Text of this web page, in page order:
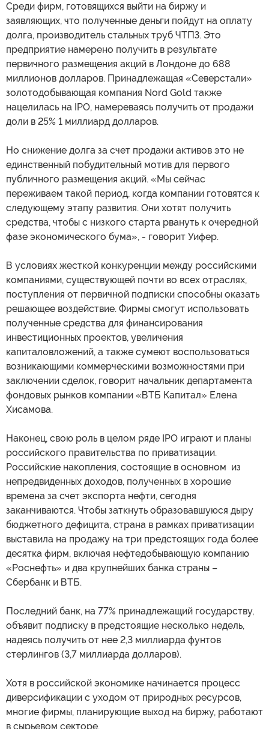
Среди фирм, готовящихся выйти на биржу и
заявляющих, что полученные деньги пойдут на оплату
долга, производитель стальных труб ЧТПЗ. Это
предприятие намерено получить в результате
первичного размещения акций в Лондоне до 688
миллионов долларов. Принадлежащая «Северстали»
золотодобывающая компания Nord Gold также
нацелилась на IPO, намереваясь получить от продажи
доли в 25% 1 миллиард долларов.
Но снижение долга за счет продажи активов это не
единственный побудительный мотив для первого
публичного размещения акций. «Мы сейчас
переживаем такой период, когда компании готовятся к
следующему этапу развития. Они хотят получить
средства, чтобы с низкого старта рвануть к очередной
фазе экономического бума», - говорит Уифер.
В условиях жесткой конкуренции между российскими
компаниями, существующей почти во всех отраслях,
поступления от первичной подписки способны оказать
решающее воздействие. Фирмы смогут использовать
полученные средства для финансирования
инвестиционных проектов, увеличения
капиталовложений, а также сумеют воспользоваться
возникающими коммерческими возможностями при
заключении сделок, говорит начальник департамента
фондовых рынков компании «ВТБ Капитал» Елена
Хисамова.
Наконец, свою роль в целом ряде IPO играют и планы
российского правительства по приватизации.
Российские накопления, состоящие в основном из
непредвиденных доходов, полученных в хорошие
времена за счет экспорта нефти, сегодня
заканчиваются. Чтобы заткнуть образовавшуюся дыру
бюджетного дефицита, страна в рамках приватизации
выставила на продажу на три предстоящих года более
десятка фирм, включая нефтедобывающую компанию
«Роснефть» и два крупнейших банка страны –
Сбербанк и ВТБ.
Последний банк, на 77% принадлежащий государству,
объявит подписку в предстоящие несколько недель,
надеясь получить от нее 2,3 миллиарда фунтов
стерлингов (3,7 миллиарда долларов).
Хотя в российской экономике начинается процесс
диверсификации с уходом от природных ресурсов,
многие фирмы, планирующие выход на биржу, работают
в сырьевом секторе.